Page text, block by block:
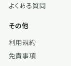
よくある質問
その他
利用規約
免責事項